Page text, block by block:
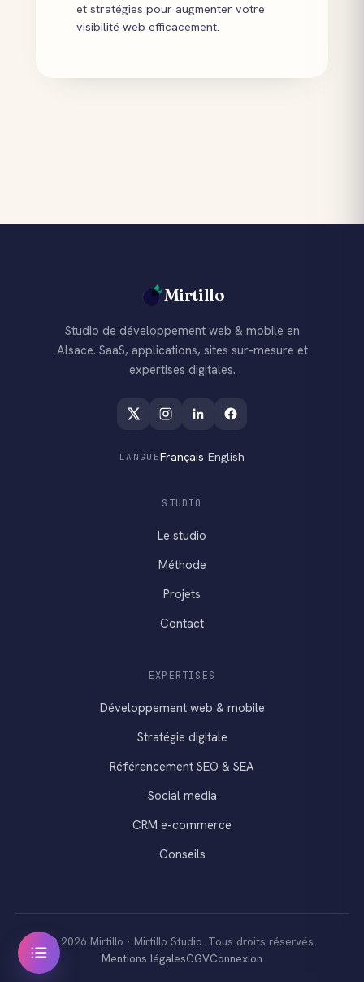
et stratégies pour augmenter votre
visibilité web efficacement.
Mirtillo
Studio de développement web & mobile en
Alsace. SaaS, applications, sites sur-mesure et
expertises digitales.
LANGUEFrançais·English
STUDIO
Le studio
Méthode
Projets
Contact
EXPERTISES
Développement web & mobile
Stratégie digitale
Référencement SEO & SEA
Social media
CRM e-commerce
Conseils
© 2026 Mirtillo · Mirtillo Studio. Tous droits réservés.
Mentions légalesCGVConnexion